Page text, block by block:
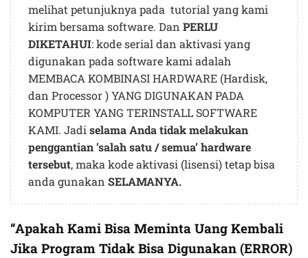
melihat petunjuknya pada tutorial yang kami
kirim bersama software. Dan PERLU
DIKETAHUI: kode serial dan aktivasi yang
digunakan pada software kami adalah
MEMBACA KOMBINASI HARDWARE (Hardisk,
dan Processor ) YANG DIGUNAKAN PADA
KOMPUTER YANG TERINSTALL SOFTWARE
KAMI. Jadi selama Anda tidak melakukan
penggantian ’salah satu / semua’ hardware
tersebut, maka kode aktivasi (lisensi) tetap bisa
anda gunakan SELAMANYA.
“Apakah Kami Bisa Meminta Uang Kembali
Jika Program Tidak Bisa Digunakan (ERROR)